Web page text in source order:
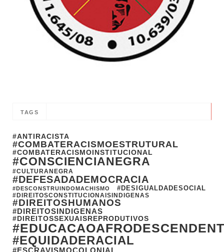
TAGS
#ANTIRACISTA
#COMBATERACISMOESTRUTURAL
#COMBATERACISMOINSTITUCIONAL
#CONSCIENCIANEGRA
#CULTURANEGRA
#DEFESADADEMOCRACIA
#DESCONSTRUINDOMACHISMO #DESIGUALDADESOCIAL
#DIREITOSCONSTITUCIONAISINDIGENAS
#DIREITOSHUMANOS
#DIREITOSINDIGENAS
#DIREITOSSEXUAISREPRODUTIVOS
#EQUIDADERACIAL
#ESCRAVISMOCOLONIAL